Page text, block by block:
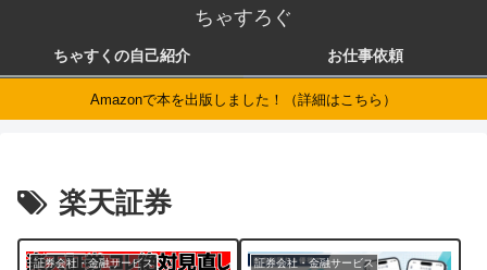
ちゃすろぐ
ちゃすくの自己紹介 お仕事依頼
Amazonで本を出版しました！（詳細はこちら）
楽天証券
証券会社・金融サービス 証券会社・金融サービス